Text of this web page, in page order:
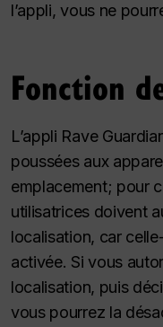
l’appli, vous ne
Fonction
L’appli Rave
poussées aux
emplacement; pour
utilisatrices doivent
localisation, car
activée. Si vous
localisation, puis
vous pourrez la